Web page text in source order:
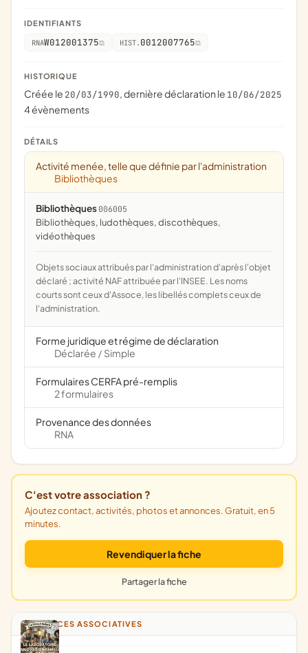
IDENTIFIANTS
RNAW012001375 HIST. 0012007765
HISTORIQUE
Créée le 20/03/1990, dernière déclaration le 10/06/2025
4 évènements
DÉTAILS
Activité menée, telle que définie par l'administration
Bibliothèques
Bibliothèques 006005
bibliothèques, ludothèques, discothèques,
vidéothèques
Objets sociaux attribués par l'administration d'après l'objet
déclaré ; activité NAF attribuée par l'INSEE. Les noms
courts sont ceux d'Assoce, les libellés complets ceux de
l'administration.
Forme juridique et régime de déclaration
Déclarée / Simple
Formulaires CERFA pré-remplis
2 formulaires
Provenance des données
RNA
C'est votre association ?
Ajoutez contact, activités, photos et annonces. Gratuit, en 5
minutes.
Revendiquer la fiche
Partager la fiche
ANNONCES ASSOCIATIVES